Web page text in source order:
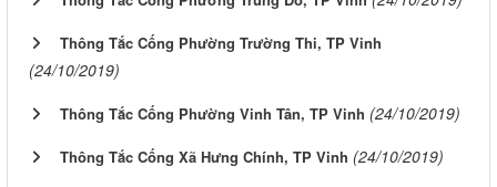
Thông Tắc Cống Phường Trường Thi, TP Vinh
(24/10/2019)
Thông Tắc Cống Phường Vinh Tân, TP Vinh (24/10/2019)
Thông Tắc Cống Xã Hưng Chính, TP Vinh (24/10/2019)